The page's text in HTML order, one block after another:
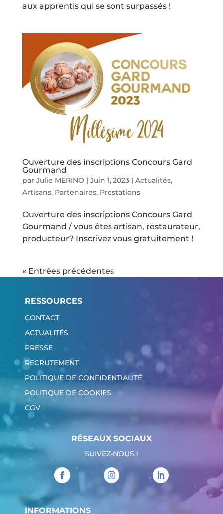
aux apprentis qui se sont surpassés !
Ouverture des inscriptions Concours Gard
Gourmand
par Julie MERINO | Juin 1, 2023| Actualités,
Artisans, Partenaires, Prestations
Ouverture des inscriptions Concours Gard
Gourmand / vous êtes artisan, restaurateur,
producteur? Inscrivez vous gratuitement !
« Entrées précédentes
RESSOURCES
CONTACT
ACTUALITÉS
PRESSE
RECRUTEMENT
POLITIQUE DE CONFIDENTIALITÉ
POLITIQUE DE COOKIES
CGV
RÉSEAUX SOCIAUX
SUIVEZ-NOUS !
INFORMATIONS